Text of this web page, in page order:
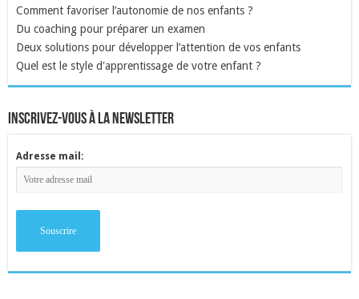
Comment favoriser l’autonomie de nos enfants ?
Du coaching pour préparer un examen
Deux solutions pour développer l’attention de vos enfants
Quel est le style d'apprentissage de votre enfant ?
inscrivez-vous à la newsletter
Adresse mail: